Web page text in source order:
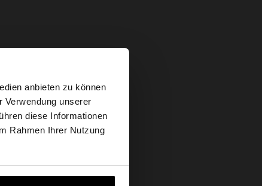
anbieten zu können
Verwendung unserer
diese Informationen
Rahmen Ihrer Nutzung
×
Website
zu United States
Hilfe